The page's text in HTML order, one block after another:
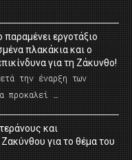
εργοτάξιο
πλακάκια και ο
για τη Ζάκυνθο!
την έναρξη των
προκαλεί …
και
για το θέμα του